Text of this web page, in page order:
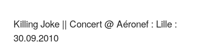
Killing Joke || Concert @ Aéronef : Lille :
30.09.2010